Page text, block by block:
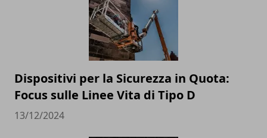
Dispositivi per la Sicurezza in Quota:
Focus sulle Linee Vita di Tipo D
13/12/2024